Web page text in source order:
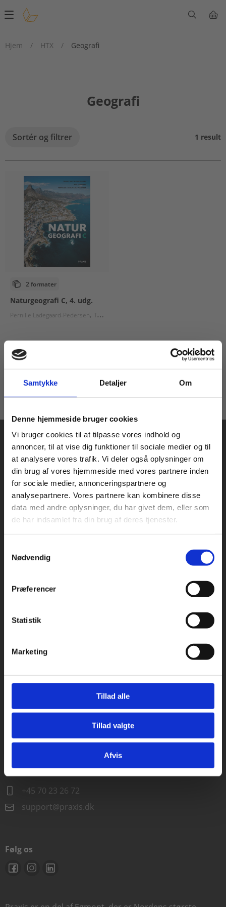
Samtykke Detaljer Om
Denne hjemmeside bruger cookies
Vi bruger cookies til at tilpasse vores indhold og
annoncer, til at vise dig funktioner til sociale medier og til
at analysere vores trafik. Vi deler også oplysninger om
din brug af vores hjemmeside med vores partnere inden
for sociale medier, annonceringspartnere og
analysepartnere. Vores partnere kan kombinere disse
data med andre oplysninger, du har givet dem, eller som
de har indsamlet fra din brug af deres tjenester.
Nødvendig
Præferencer
Statistik
Marketing
Tillad alle
Tillad valgte
Afvis
Main
Hjem
/ HTX / Geografi
Geografi
Sortér og filtrer 1 result
2 formater
Naturgeografi C, 4. udg.
Pernille Ladegaard-Pedersen Tomas Westh Nørrekjær
Fra
Praxis Forlag A/S
CVR 41280921
5000 Odense
Rødekro
Hærvejen 8
Alle hverdage kl. 10.00-15.00
Alle hverdage 8.00-15.00
+45 70 23 26 72
support@praxis.dk
Følg os
Køb læremidler og find masterclasses mm.
Fortsæt som:
For privatkunder og
studerende. Du får
vist priser inkl.
For institutioner og
virksomheder. Du
får vist priser ekskl.
Gå til praxisOnline